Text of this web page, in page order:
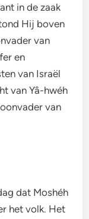
in de zaak
Hij boven
van
en
van Israël
van Yâ-hwéh
van
dat Moshéh
het volk. Het